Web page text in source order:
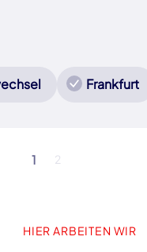
Frankfurt
1 2
HIER ARBEITEN WIR